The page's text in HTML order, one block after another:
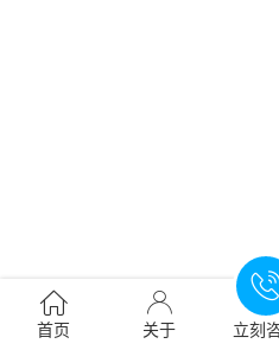

首页

关于

立刻